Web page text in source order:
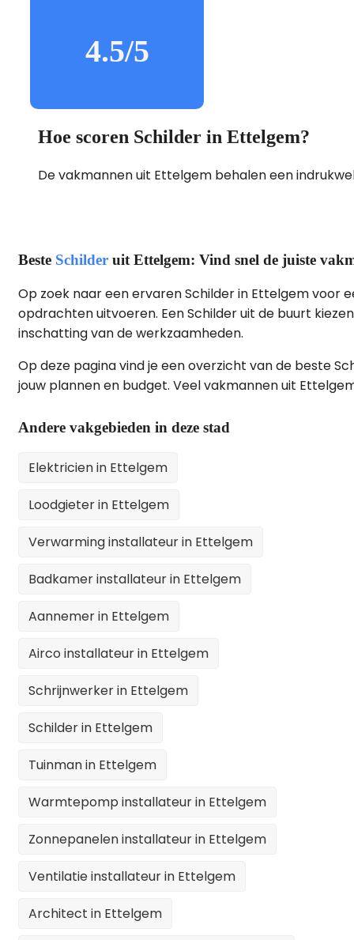
4.5/5
Hoe scoren Schilder in Ettelgem?
De vakmannen uit Ettelgem behalen een
Beste Schilder uit Ettelgem: Vind snel de juiste
Op zoek naar een ervaren Schilder in Ettelgem voor
opdrachten uitvoeren. Een Schilder uit de buurt
inschatting van de werkzaamheden.
Op deze pagina vind je een overzicht van de beste
jouw plannen en budget. Veel vakmannen uit
Andere vakgebieden in deze stad
Elektricien in Ettelgem
Loodgieter in Ettelgem
Verwarming installateur in Ettelgem
Badkamer installateur in Ettelgem
Aannemer in Ettelgem
Airco installateur in Ettelgem
Schrijnwerker in Ettelgem
Schilder in Ettelgem
Tuinman in Ettelgem
Warmtepomp installateur in Ettelgem
Zonnepanelen installateur in Ettelgem
Ventilatie installateur in Ettelgem
Architect in Ettelgem